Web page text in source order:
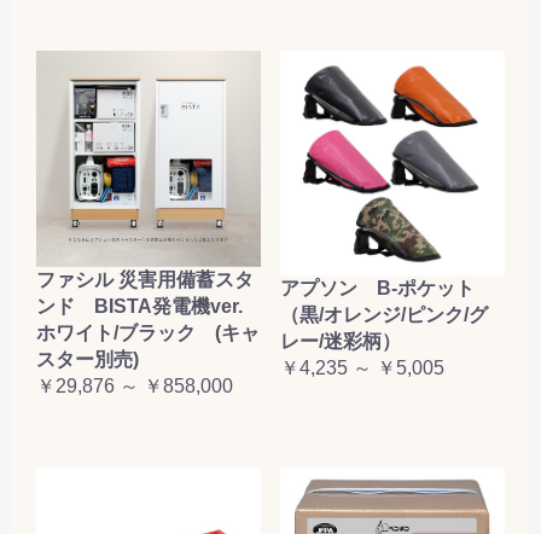
ファシル 災害用備蓄スタ
ンド BISTA発電機ver.
ホワイト/ブラック (キャ
スター別売)
￥29,876 ～ ￥858,000
アプソン B-ポケット
（黒/オレンジ/ピンク/グ
レー/迷彩柄）
￥4,235 ～ ￥5,005